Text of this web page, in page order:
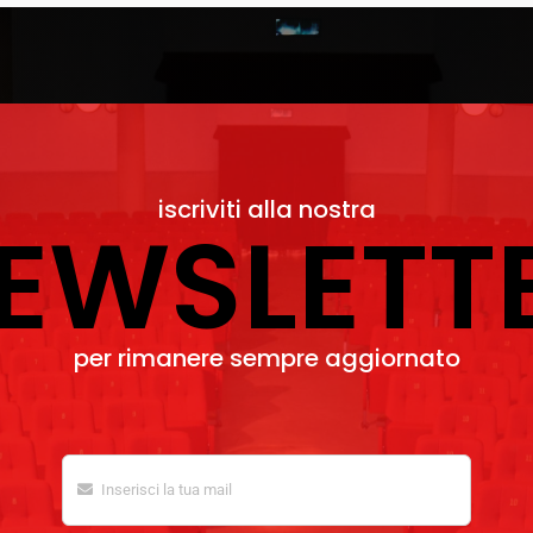
iscriviti alla nostra
per rimanere sempre aggiornato